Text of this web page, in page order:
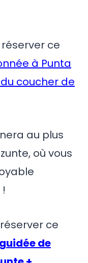
ce
à Punta
coucher de
au plus
où vous
ce
de